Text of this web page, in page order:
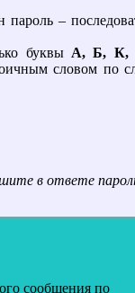
–
буквы А, Б,
словом по
в ответе
сообщения по